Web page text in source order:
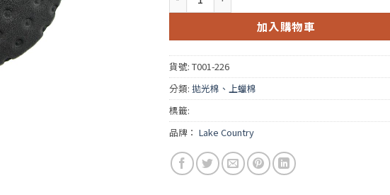
加入購物車
貨號: T001-226
分類: 拋光棉、上蠟棉
標籤:
品牌： Lake Country